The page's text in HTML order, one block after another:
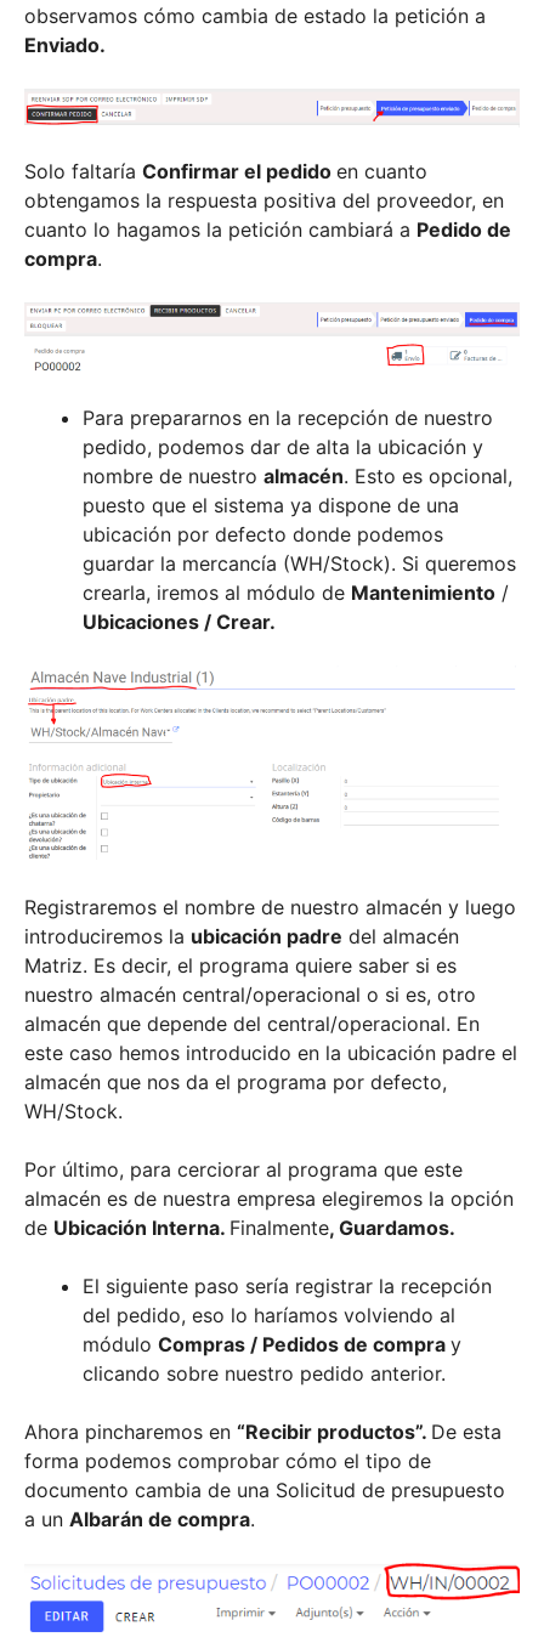
observamos cómo cambia de estado la petición a
Enviado.
Solo faltaría Confirmar el pedido en cuanto
obtengamos la respuesta positiva del proveedor, en
cuanto lo hagamos la petición cambiará a Pedido de
compra.
Para prepararnos en la recepción de nuestro
pedido, podemos dar de alta la ubicación y
nombre de nuestro almacén. Esto es opcional,
puesto que el sistema ya dispone de una
ubicación por defecto donde podemos
guardar la mercancía (WH/Stock). Si queremos
crearla, iremos al módulo de Mantenimiento /
Ubicaciones / Crear.
Registraremos el nombre de nuestro almacén y luego
introduciremos la ubicación padre del almacén
Matriz. Es decir, el programa quiere saber si es
nuestro almacén central/operacional o si es, otro
almacén que depende del central/operacional. En
este caso hemos introducido en la ubicación padre el
almacén que nos da el programa por defecto,
WH/Stock.
Por último, para cerciorar al programa que este
almacén es de nuestra empresa elegiremos la opción
de Ubicación Interna. Finalmente, Guardamos.
El siguiente paso sería registrar la recepción
del pedido, eso lo haríamos volviendo al
módulo Compras / Pedidos de compra y
clicando sobre nuestro pedido anterior.
Ahora pincharemos en “Recibir productos”. De esta
forma podemos comprobar cómo el tipo de
documento cambia de una Solicitud de presupuesto
a un Albarán de compra.